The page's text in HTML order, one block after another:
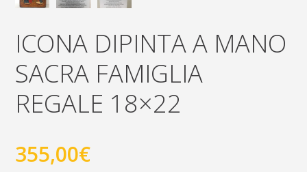
ICONA DIPINTA A MANO
SACRA FAMIGLIA
REGALE 18×22
355,00€